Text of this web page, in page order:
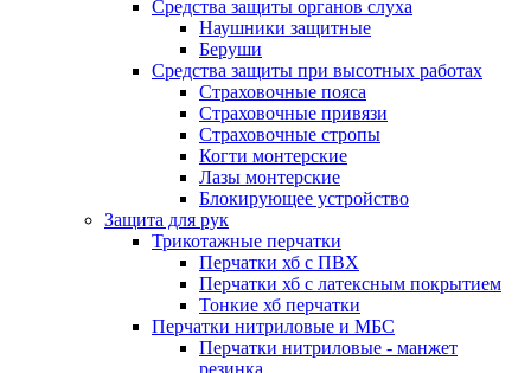
Средства защиты органов слуха
Наушники защитные
Беруши
Средства защиты при высотных работах
Страховочные пояса
Страховочные привязи
Страховочные стропы
Когти монтерские
Лазы монтерские
Блокирующее устройство
Защита для рук
Трикотажные перчатки
Перчатки хб с ПВХ
Перчатки хб с латексным покрытием
Тонкие хб перчатки
Перчатки нитриловые и МБС
Перчатки нитриловые - манжет
резинка